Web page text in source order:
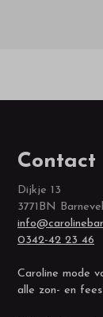
Contact
Dijkje 13
3771BN
0342-42 23 46
Caroline mode
alle zon- en